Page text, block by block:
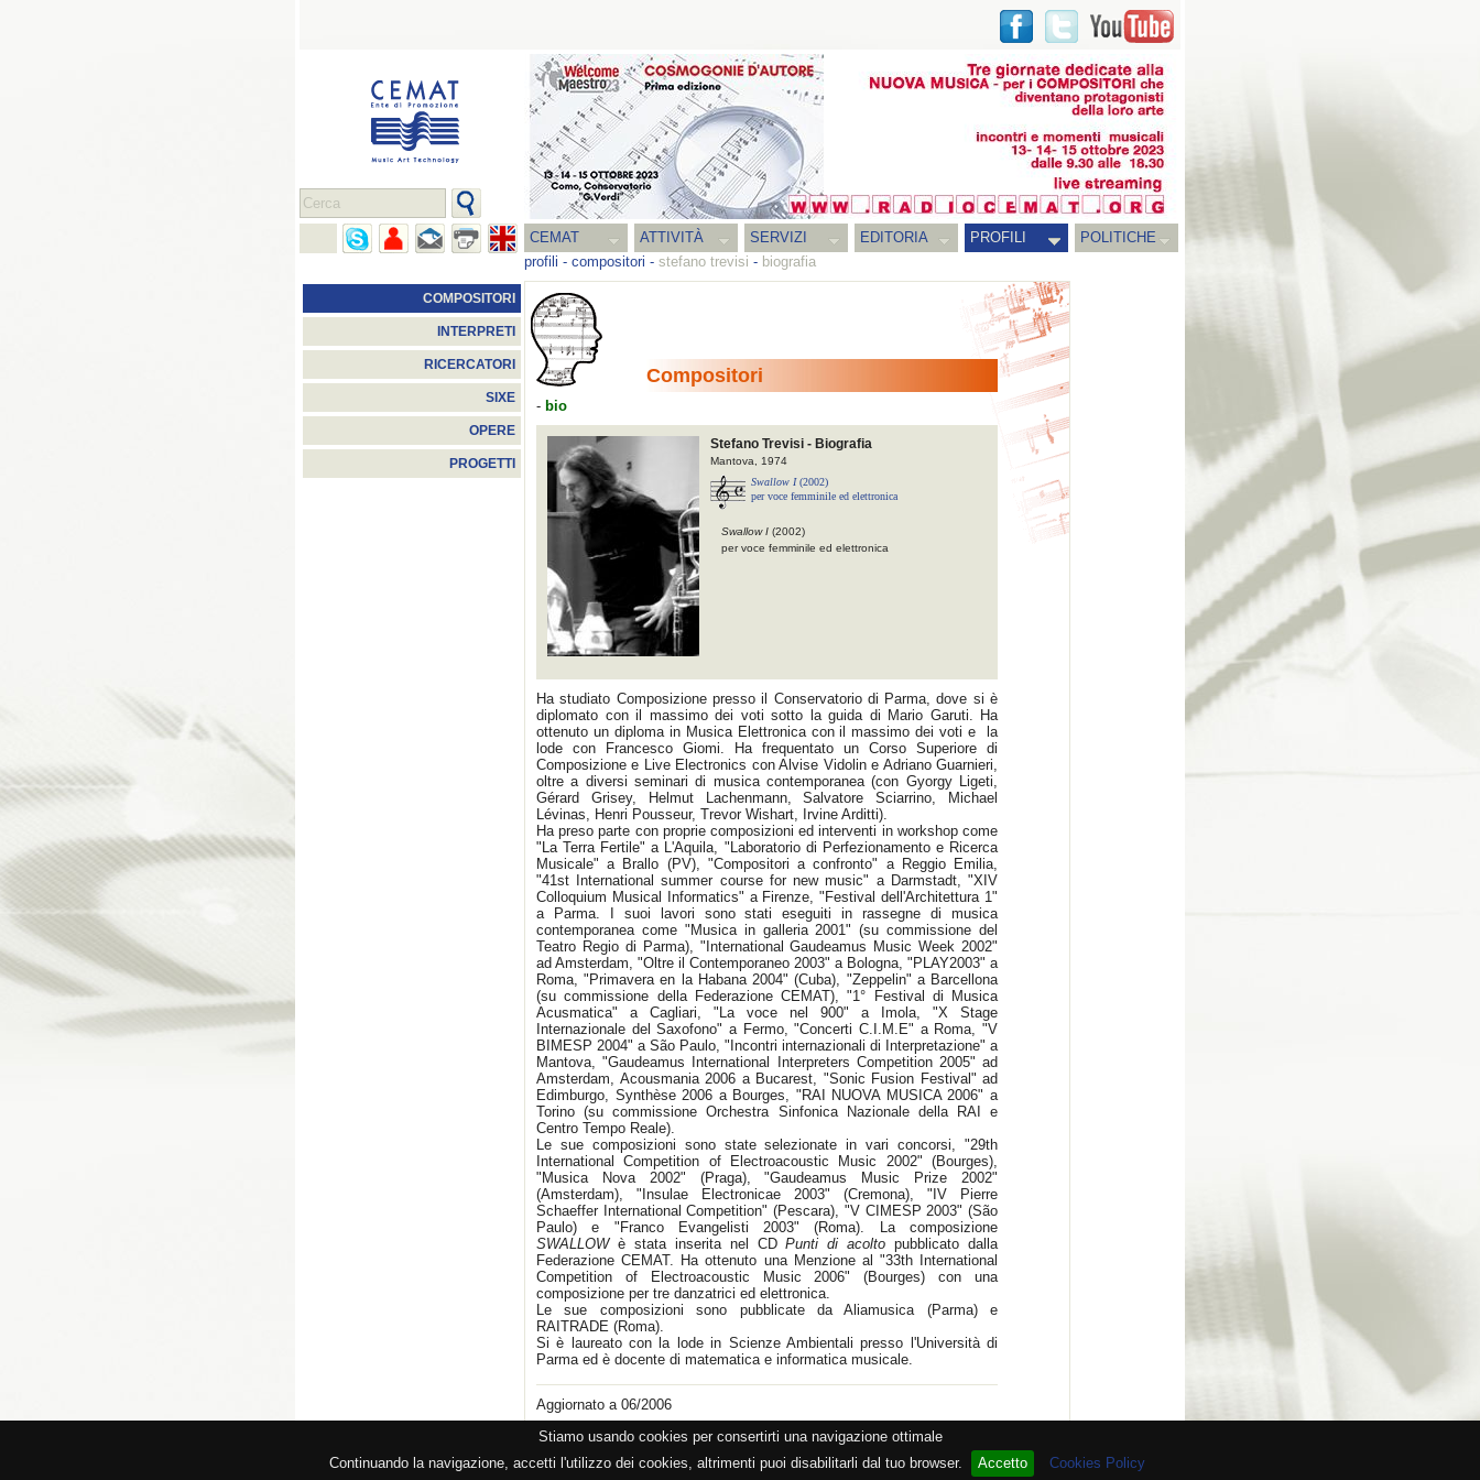
Stiamo usando cookies per consertirti una navigazione ottimale
Continuando la navigazione, accetti l'utilizzo dei cookies, altrimenti puoi disabilitarli dal tuo browser.
Accetto Cookies Policy
CEMAT ATTIVITÀ SERVIZI EDITORIA PROFILI
POLITICHE
profili - compositori - stefano trevisi - biografia
COMPOSITORI
INTERPRETI
RICERCATORI
SIXE
OPERE
PROGETTI
Compositori
- bio
Stefano Trevisi - Biografia
Mantova, 1974
Swallow I(2002)
per voce femminile ed elettronica
Swallow I (2002)
per voce femminile ed elettronica
Ha studiato Composizione presso il Conservatorio di Parma, dove si è
diplomato con il massimo dei voti sotto la guida di Mario Garuti. Ha
ottenuto un diploma in Musica Elettronica con il massimo dei voti e la
lode con Francesco Giomi. Ha frequentato un Corso Superiore di
Composizione e Live Electronics con Alvise Vidolin e Adriano Guarnieri,
oltre a diversi seminari di musica contemporanea (con Gyorgy Ligeti,
Gérard Grisey, Helmut Lachenmann, Salvatore Sciarrino, Michael
Lévinas, Henri Pousseur, Trevor Wishart, Irvine Arditti).
Ha preso parte con proprie composizioni ed interventi in workshop come
"La Terra Fertile" a L'Aquila, "Laboratorio di Perfezionamento e Ricerca
Musicale" a Brallo (PV), "Compositori a confronto" a Reggio Emilia,
"41st International summer course for new music" a Darmstadt, "XIV
Colloquium Musical Informatics" a Firenze, "Festival dell'Architettura 1"
a Parma. I suoi lavori sono stati eseguiti in rassegne di musica
contemporanea come "Musica in galleria 2001" (su commissione del
Teatro Regio di Parma), "International Gaudeamus Music Week 2002"
ad Amsterdam, "Oltre il Contemporaneo 2003" a Bologna, "PLAY2003" a
Roma, "Primavera en la Habana 2004" (Cuba), "Zeppelin" a Barcellona
(su commissione della Federazione CEMAT), "1° Festival di Musica
Acusmatica" a Cagliari, "La voce nel 900" a Imola, "X Stage
Internazionale del Saxofono" a Fermo, "Concerti C.I.M.E" a Roma, "V
BIMESP 2004" a São Paulo, "Incontri internazionali di Interpretazione" a
Mantova, "Gaudeamus International Interpreters Competition 2005" ad
Amsterdam, Acousmania 2006 a Bucarest, "Sonic Fusion Festival" ad
Edimburgo, Synthèse 2006 a Bourges, "RAI NUOVA MUSICA 2006" a
Torino (su commissione Orchestra Sinfonica Nazionale della RAI e
Centro Tempo Reale).
Le sue composizioni sono state selezionate in vari concorsi, "29th
International Competition of Electroacoustic Music 2002" (Bourges),
"Musica Nova 2002" (Praga), "Gaudeamus Music Prize 2002"
(Amsterdam), "Insulae Electronicae 2003" (Cremona), "IV Pierre
Schaeffer International Competition" (Pescara), "V CIMESP 2003" (São
Paulo) e "Franco Evangelisti 2003" (Roma). La composizione
SWALLOWè stata inserita nel CDPunti di acolto pubblicato dalla
Federazione CEMAT. Ha ottenuto una Menzione al "33th International
Competition of Electroacoustic Music 2006" (Bourges) con una
composizione per tre danzatrici ed elettronica.
Le sue composizioni sono pubblicate da Aliamusica (Parma) e
RAITRADE (Roma).
Si è laureato con la lode in Scienze Ambientali presso l'Università di
Parma ed è docente di matematica e informatica musicale.
Aggiornato a 06/2006
- PI 05362381005 - Lic. SIAE 2552/1/2523 - Visitatore # 93.966.727